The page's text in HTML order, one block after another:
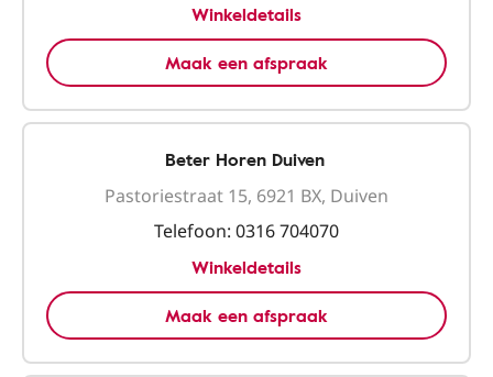
Winkeldetails
Maak een afspraak
Beter Horen Duiven
Pastoriestraat 15, 6921 BX, Duiven
Telefoon: 0316 704070
Winkeldetails
Maak een afspraak